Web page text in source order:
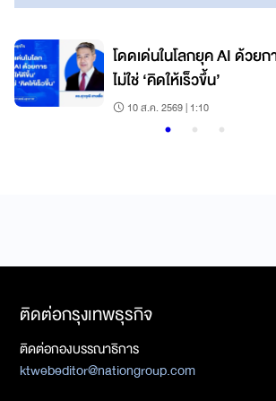
โดดเด่นในโลกยุค AI ด้วยก
ไม่ใช่ ‘คิดให้เร็วขึ้น’
10 ส.ค. 2569 | 1:10
ติดต่อกรุงเทพธุรกิจ
ติดต่อกองบรรณาธิการ
ktwebeditor@nationgroup.com